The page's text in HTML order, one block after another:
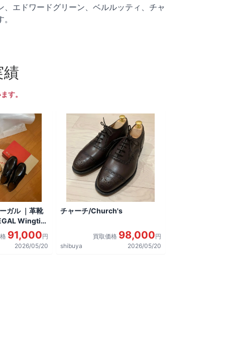
エドワードグリーン、ベルルッティ、チャ
績
す。
ガル ｜革靴
Wingtip
した。
91,000円
2026/05/20
チャーチ/Church's
買取価格 98,000円
shibuya
2026/05/20